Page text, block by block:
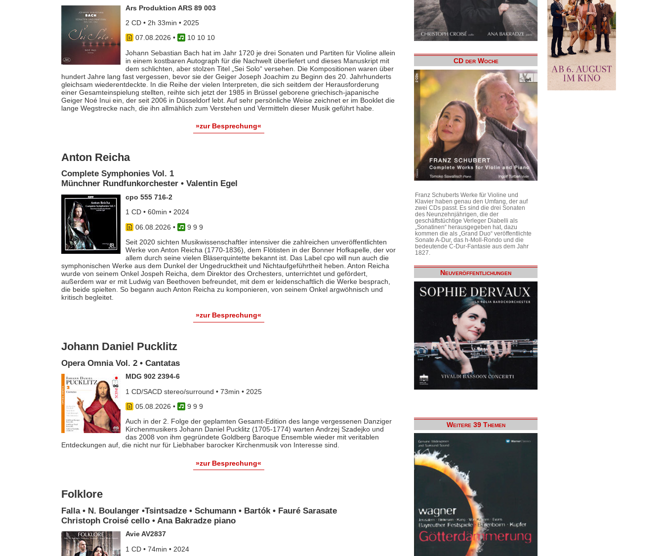
Ars Produktion ARS 89 003
2 CD • 2h 33min • 2025
07.08.2026 •
10 10 10
Johann Sebastian Bach hat im Jahr 1720 je drei Sonaten und Partiten für Violine allein
in einem kostbaren Autograph für die Nachwelt überliefert und dieses Manuskript mit
dem schlichten, aber stolzen Titel „Sei Solo“ versehen. Die Kompositionen waren über
hundert Jahre lang fast vergessen, bevor sie der Geiger Joseph Joachim zu Beginn des 20. Jahrhunderts
gleichsam wiederentdeckte. In die Reihe der vielen Interpreten, die sich seitdem der Herausforderung
einer Gesamteinspielung stellten, reihte sich jetzt der 1985 in Brüssel geborene griechisch-japanische
Geiger Noé Inui ein, der seit 2006 in Düsseldorf lebt. Auf sehr persönliche Weise zeichnet er im Booklet die
lange Wegstrecke nach, die ihn allmählich zum Verstehen und Vermitteln dieser Musik geführt habe.
»zur Besprechung«
Anton Reicha
Complete Symphonies Vol. 1
Münchner Rundfunkorchester • Valentin Egel
cpo 555 716-2
1 CD • 60min • 2024
06.08.2026 •
9 9 9
Seit 2020 sichten Musikwissenschaftler intensiver die zahlreichen unveröffentlichten
Werke von Anton Reicha (1770-1836), dem Flötisten in der Bonner Hofkapelle, der vor
allem durch seine vielen Bläserquintette bekannt ist. Das Label cpo will nun auch die
symphonischen Werke aus dem Dunkel der Ungedrucktheit und Nichtaufgeführtheit heben. Anton Reicha
wurde von seinem Onkel Jospeh Reicha, dem Direktor des Orchesters, unterrichtet und gefördert,
außerdem war er mit Ludwig van Beethoven befreundet, mit dem er leidenschaftlich die Werke besprach,
die beide spielten. So begann auch Anton Reicha zu komponieren, von seinem Onkel argwöhnisch und
kritisch begleitet.
»zur Besprechung«
Johann Daniel Pucklitz
Opera Omnia Vol. 2 • Cantatas
MDG 902 2394-6
1 CD/SACD stereo/surround • 73min • 2025
05.08.2026 •
9 9 9
Auch in der 2. Folge der geplamten Gesamt-Edition des lange vergessenen Danziger
Kirchenmusikers Johann Daniel Pucklitz (1705-1774) warten Andrzej Szadejko und
das 2008 von ihm gegründete Goldberg Baroque Ensemble wieder mit veritablen
Entdeckungen auf, die nicht nur für Liebhaber barocker Kirchenmusik von Interesse sind.
»zur Besprechung«
Folklore
Falla • N. Boulanger •Tsintsadze • Schumann • Bartók • Fauré Sarasate
Christoph Croisé cello • Ana Bakradze piano
Avie AV2837
1 CD • 74min • 2024
CD der Woche
Franz Schuberts Werke für Violine und
Klavier haben genau den Umfang, der auf
zwei CDs passt. Es sind die drei Sonaten
des Neunzehnjährigen, die der
geschäftstüchtige Verleger Diabelli als
„Sonatinen“ herausgegeben hat, dazu
kommen die als „Grand Duo“ veröffentlichte
Sonate A-Dur, das h-Moll-Rondo und die
bedeutende C-Dur-Fantasie aus dem Jahr
1827.
Neuveröffentlichungen
Weitere 39 Themen